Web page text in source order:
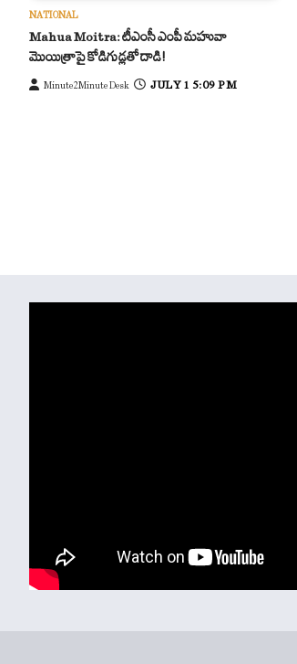
NATIONAL
Mahua Moitra: టీఎంసీ ఎంపీ మహువా
మొయిత్రాపై కోడిగుడ్లతో దాడి!
Minute2Minute Desk JULY 1 5:09 PM